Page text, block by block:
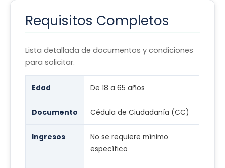
Requisitos Completos
Lista detallada de documentos y condiciones
para solicitar.
Edad De 18 a 65 años
Documento Cédula de Ciudadanía (CC)
Ingresos
No se requiere mínimo
específico